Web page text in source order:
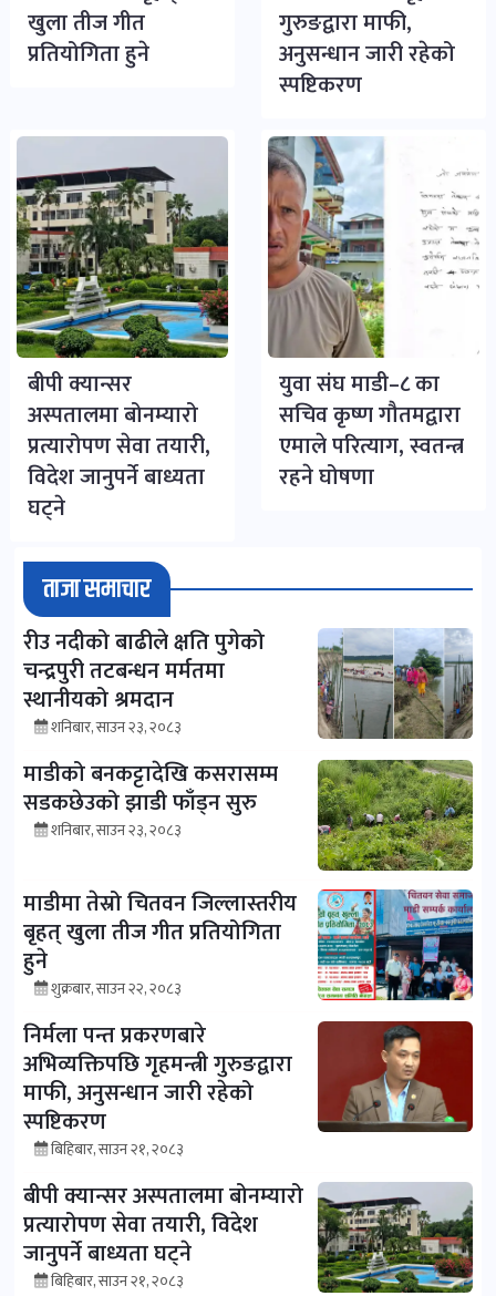
खुला तीज गीत
प्रतियोगिता हुने
गुरुङद्वारा माफी,
अनुसन्धान जारी रहेको
स्पष्टिकरण
बीपी क्यान्सर
अस्पतालमा बोनम्यारो
प्रत्यारोपण सेवा तयारी,
विदेश जानुपर्ने बाध्यता
घट्ने
युवा संघ माडी–८ का
सचिव कृष्ण गौतमद्वारा
एमाले परित्याग, स्वतन्त्र
रहने घोषणा
ताजा समाचार
रीउ नदीको बाढीले क्षति पुगेको
चन्द्रपुरी तटबन्धन मर्मतमा
स्थानीयको श्रमदान
शनिबार, साउन २३, २०८३
माडीको बनकट्टादेखि कसरासम्म
सडकछेउको झाडी फाँड्न सुरु
शनिबार, साउन २३, २०८३
माडीमा तेस्रो चितवन जिल्लास्तरीय
बृहत् खुला तीज गीत प्रतियोगिता
हुने
शुक्रबार, साउन २२, २०८३
निर्मला पन्त प्रकरणबारे
अभिव्यक्तिपछि गृहमन्त्री गुरुङद्वारा
माफी, अनुसन्धान जारी रहेको
स्पष्टिकरण
बिहिबार, साउन २१, २०८३
बीपी क्यान्सर अस्पतालमा बोनम्यारो
प्रत्यारोपण सेवा तयारी, विदेश
जानुपर्ने बाध्यता घट्ने
बिहिबार, साउन २१, २०८३